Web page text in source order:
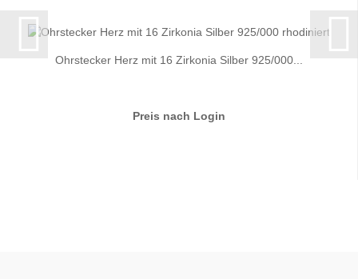
Ohrstecker Herz mit 16 Zirkonia Silber 925/000...
Preis nach Login